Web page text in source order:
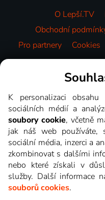
O Lepší.TV
Obchodní
Pro partnery
Cookies
K personalizaci
sociálních médií a
soubory cookie, včetně
jak náš web používáte,
sociální média, inzerci a
zkombinovat s dalšími
nebo které získali v
služby. Další informace
souborů cookies.